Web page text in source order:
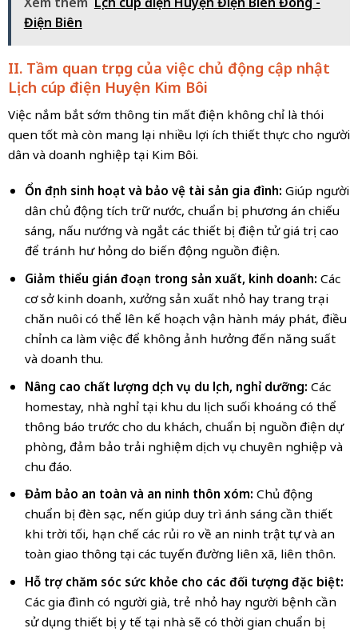
Điện Biên
II. Tầm quan trọng của việc chủ động cập nhật
Lịch cúp điện Huyện Kim Bôi
Việc nắm bắt sớm thông tin mất điện không chỉ là thói
quen tốt mà còn mang lại nhiều lợi ích thiết thực cho người
dân và doanh nghiệp tại Kim Bôi.
Ổn định sinh hoạt và bảo vệ tài sản gia đình: Giúp người
dân chủ động tích trữ nước, chuẩn bị phương án chiếu
sáng, nấu nướng và ngắt các thiết bị điện tử giá trị cao
để tránh hư hỏng do biến động nguồn điện.
Giảm thiểu gián đoạn trong sản xuất, kinh doanh: Các
cơ sở kinh doanh, xưởng sản xuất nhỏ hay trang trại
chăn nuôi có thể lên kế hoạch vận hành máy phát, điều
chỉnh ca làm việc để không ảnh hưởng đến năng suất
và doanh thu.
Nâng cao chất lượng dịch vụ du lịch, nghỉ dưỡng: Các
homestay, nhà nghỉ tại khu du lịch suối khoáng có thể
thông báo trước cho du khách, chuẩn bị nguồn điện dự
phòng, đảm bảo trải nghiệm dịch vụ chuyên nghiệp và
chu đáo.
Đảm bảo an toàn và an ninh thôn xóm: Chủ động
chuẩn bị đèn sạc, nến giúp duy trì ánh sáng cần thiết
khi trời tối, hạn chế các rủi ro về an ninh trật tự và an
toàn giao thông tại các tuyến đường liên xã, liên thôn.
Hỗ trợ chăm sóc sức khỏe cho các đối tượng đặc biệt:
Các gia đình có người già, trẻ nhỏ hay người bệnh cần
sử dụng thiết bị y tế tại nhà sẽ có thời gian chuẩn bị